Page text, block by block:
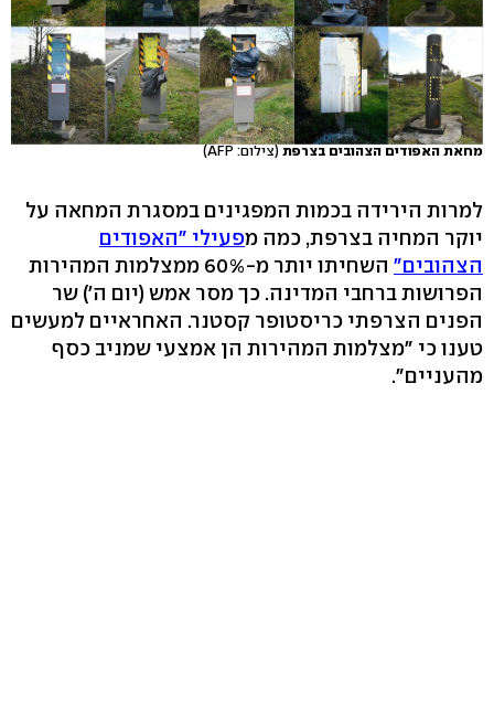
מחאת האפודים הצהובים בצרפת(צילום: AFP)
למרות הירידה בכמות המפגינים במסגרת המחאה על
יוקר המחיה בצרפת, כמה מפעילי "האפודים
הצהובים"
השחיתו יותר מ-60% ממצלמות המהירות
הפרושות ברחבי המדינה. כך מסר אמש (יום ה') שר
הפנים הצרפתי כריסטופר קסטנר. האחראיים למעשים
טענו כי "מצלמות המהירות הן אמצעי שמניב כסף
מהעניים".